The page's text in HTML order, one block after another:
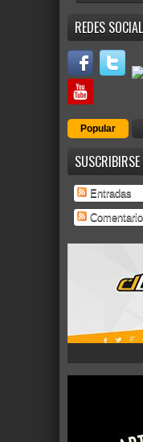
REDES
Popular
Entradas